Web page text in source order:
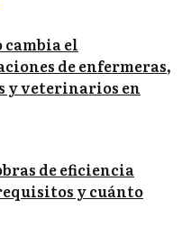
cambia el
de enfermeras,
y veterinarios en
de eficiencia
y cuánto